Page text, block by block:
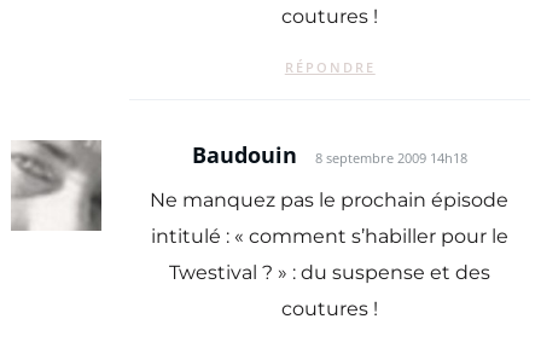
coutures !
RÉPONDRE
Baudouin 8 septembre 2009 14h18
Ne manquez pas le prochain épisode
intitulé : « comment s’habiller pour le
Twestival ? » : du suspense et des
coutures !